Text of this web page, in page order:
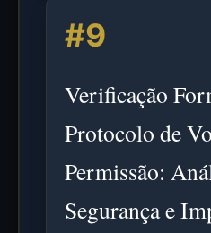
750+ programas e
código.
#9
Verificação
Protocolo de
Permissão:
Segurança e